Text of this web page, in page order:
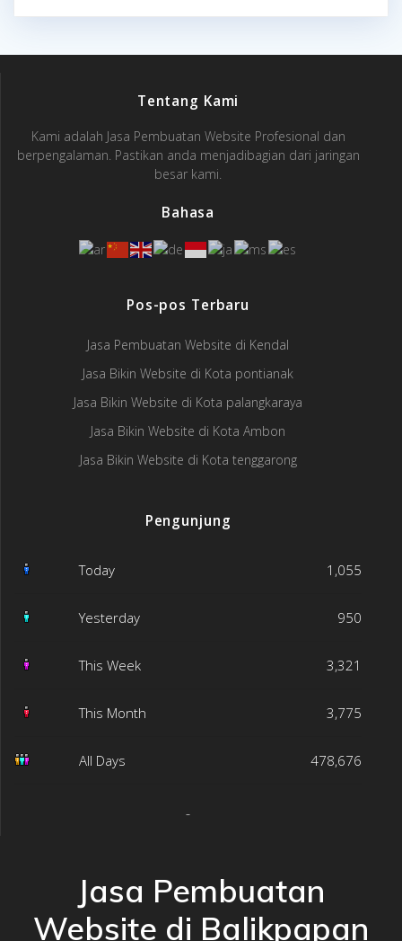
Tentang Kami
Kami adalah Jasa Pembuatan Website Profesional dan
berpengalaman. Pastikan anda menjadibagian dari jaringan
besar kami.
Bahasa
Pos-pos Terbaru
Jasa Pembuatan Website di Kendal
Jasa Bikin Website di Kota pontianak
Jasa Bikin Website di Kota palangkaraya
Jasa Bikin Website di Kota Ambon
Jasa Bikin Website di Kota tenggarong
Pengunjung
Today 1,055
Yesterday 950
This Week 3,321
This Month 3,775
All Days 478,676
Jasa Pembuatan
Website di Balikpapan